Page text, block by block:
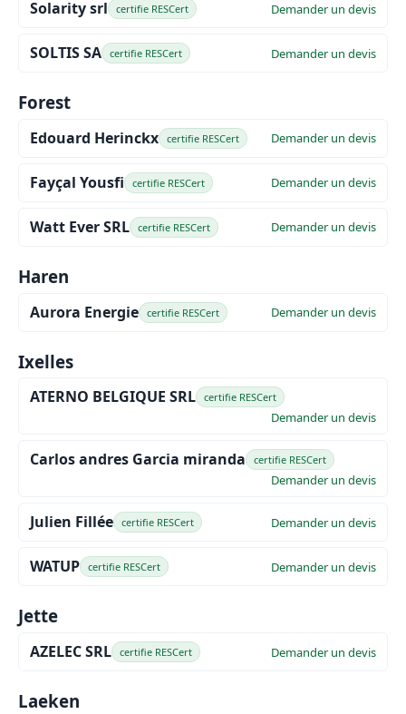
Solarity srl certifie RESCert Demander un devis
SOLTIS SA certifie RESCert Demander un devis
Forest
Edouard Herinckx certifie RESCert Demander un devis
Fayçal Yousfi certifie RESCert Demander un devis
Watt Ever SRL certifie RESCert Demander un devis
Haren
Aurora Energie certifie RESCert Demander un devis
Ixelles
ATERNO BELGIQUE SRL certifie RESCert
Demander un devis
Carlos andres Garcia miranda certifie RESCert
Demander un devis
Julien Fillée certifie RESCert Demander un devis
WATUP certifie RESCert Demander un devis
Jette
AZELEC SRL certifie RESCert Demander un devis
Laeken